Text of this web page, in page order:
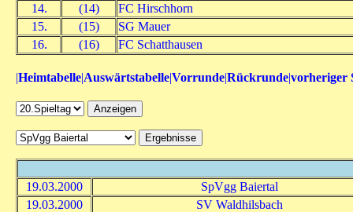
14.
(14)
FC Hirschhorn
15.
(15)
SG Mauer
16.
(16) FC Schatthausen
|Heimtabelle|Auswärtstabelle|Vorrunde|Rückrunde|vorheriger
19.03.2000
SpVgg Baiertal
19.03.2000
SV Waldhilsbach